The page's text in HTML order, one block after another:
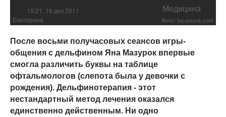
15:21, 16 дек 2011 Медицина
Екатерина Фото: focastock.com
После восьми получасовых сеансов игры-
общения с дельфином Яна Мазурок впервые
смогла различить буквы на таблице
офтальмологов (слепота была у девочки с
рождения). Дельфинотерапия - этот
нестандартный метод лечения оказался
единственно действенным. Ни одно